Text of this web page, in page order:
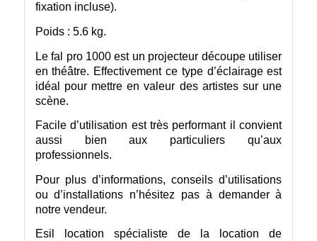
fixation incluse).
Poids : 5.6 kg.
Le fal pro 1000 est un projecteur découpe utiliser
en théâtre. Effectivement ce type d’éclairage est
idéal pour mettre en valeur des artistes sur une
scène.
Facile d’utilisation est très performant il convient
aussi bien aux particuliers qu’aux
professionnels.
Pour plus d’informations, conseils d’utilisations
ou d’installations n’hésitez pas à demander à
notre vendeur.
Esil location spécialiste de la location de